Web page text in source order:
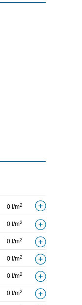
0 l/m2
0 l/m2
0 l/m2
0 l/m2
0 l/m2
0 l/m2